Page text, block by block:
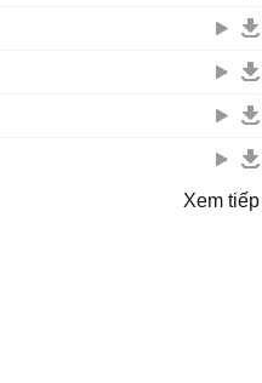
Xem tiếp